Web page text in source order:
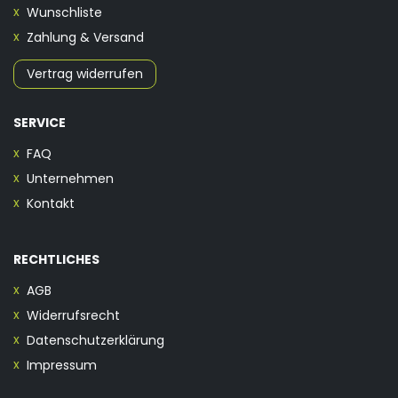
Wunschliste
Zahlung & Versand
Vertrag widerrufen
SERVICE
FAQ
Unternehmen
Kontakt
RECHTLICHES
AGB
Widerrufsrecht
Datenschutzerklärung
Impressum